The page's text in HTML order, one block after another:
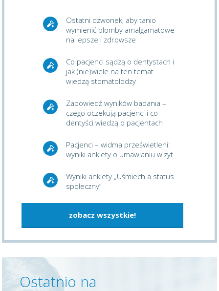
Ostatni dzwonek, aby tanio
wymienić plomby amalgamatowe
na lepsze i zdrowsze
Co pacjenci sądzą o dentystach i
jak (nie)wiele na ten temat
wiedzą stomatolodzy
Zapowiedź wyników badania –
czego oczekują pacjenci i co
dentyści wiedzą o pacjentach
Pacjenci – widma prześwietleni:
wyniki ankiety o umawianiu wizyt
Wyniki ankiety „Uśmiech a status
społeczny”
zobacz wszystkie!
Ostatnio na